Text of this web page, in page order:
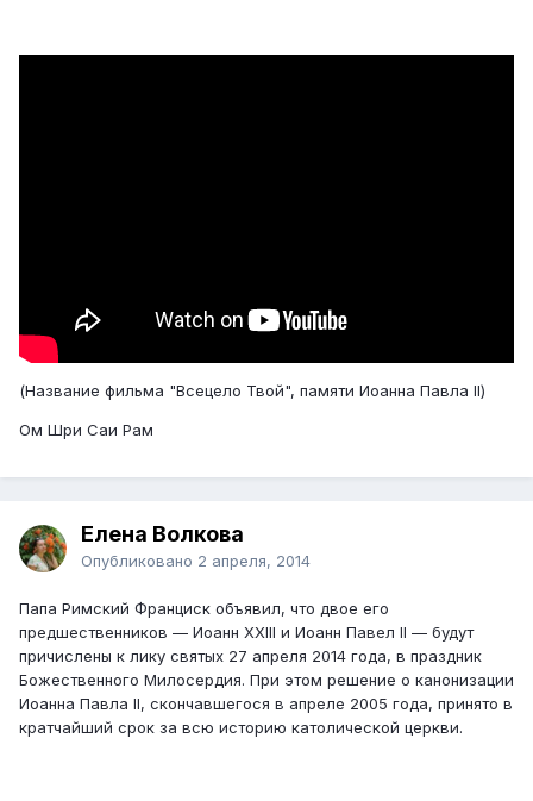
(Название фильма "Всецело Твой", памяти Иоанна Павла II)
Ом Шри Саи Рам
Елена Волкова
Опубликовано 2 апреля, 2014
Папа Римский Франциск объявил, что двое его
предшественников — Иоанн XXIII и Иоанн Павел II — будут
причислены к лику святых 27 апреля 2014 года, в праздник
Божественного Милосердия. При этом решение о канонизации
Иоанна Павла II, скончавшегося в апреле 2005 года, принято в
кратчайший срок за всю историю католической церкви.